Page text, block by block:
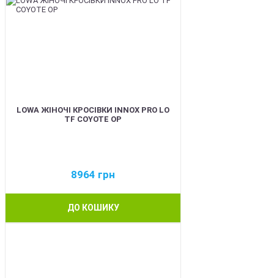
LOWA ЖІНОЧІ КРОСІВКИ INNOX PRO LO
TF COYOTE OP
8964 грн
ДО КОШИКУ